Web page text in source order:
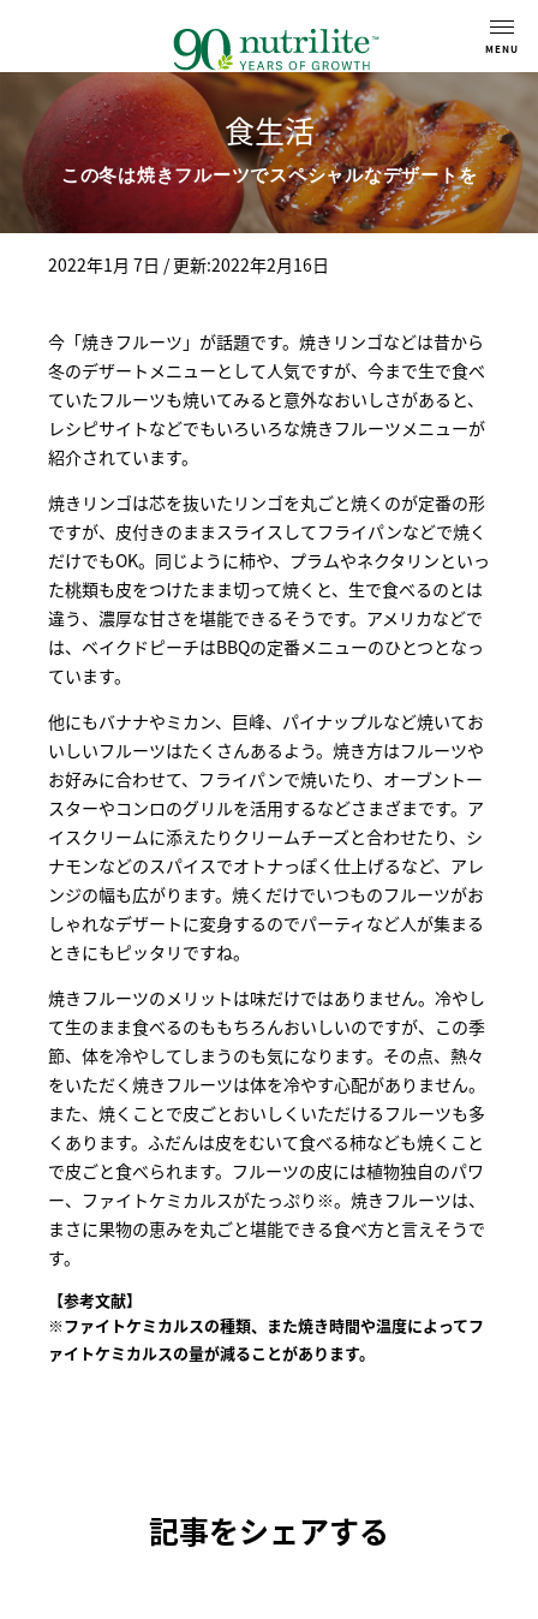
食生活
この冬は焼きフルーツでスペシャルなデザートを
2022年1月 7日 / 更新:2022年2月16日
今「焼きフルーツ」が話題です。焼きリンゴなどは昔から
冬のデザートメニューとして人気ですが、今まで生で食べ
ていたフルーツも焼いてみると意外なおいしさがあると、
レシピサイトなどでもいろいろな焼きフルーツメニューが
紹介されています。
焼きリンゴは芯を抜いたリンゴを丸ごと焼くのが定番の形
ですが、皮付きのままスライスしてフライパンなどで焼く
だけでもOK。同じように柿や、プラムやネクタリンといっ
た桃類も皮をつけたまま切って焼くと、生で食べるのとは
違う、濃厚な甘さを堪能できるそうです。アメリカなどで
は、ベイクドピーチはBBQの定番メニューのひとつとなっ
ています。
他にもバナナやミカン、巨峰、パイナップルなど焼いてお
いしいフルーツはたくさんあるよう。焼き方はフルーツや
お好みに合わせて、フライパンで焼いたり、オーブントー
スターやコンロのグリルを活用するなどさまざまです。ア
イスクリームに添えたりクリームチーズと合わせたり、シ
ナモンなどのスパイスでオトナっぽく仕上げるなど、アレ
ンジの幅も広がります。焼くだけでいつものフルーツがお
しゃれなデザートに変身するのでパーティなど人が集まる
ときにもピッタリですね。
焼きフルーツのメリットは味だけではありません。冷やし
て生のまま食べるのももちろんおいしいのですが、この季
節、体を冷やしてしまうのも気になります。その点、熱々
をいただく焼きフルーツは体を冷やす心配がありません。
また、焼くことで皮ごとおいしくいただけるフルーツも多
くあります。ふだんは皮をむいて食べる柿なども焼くこと
で皮ごと食べられます。フルーツの皮には植物独自のパワ
ー、ファイトケミカルスがたっぷり※。焼きフルーツは、
まさに果物の恵みを丸ごと堪能できる食べ方と言えそうで
す。
【参考文献】
※ファイトケミカルスの種類、また焼き時間や温度によってフ
ァイトケミカルスの量が減ることがあります。
記事をシェアする